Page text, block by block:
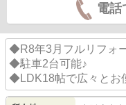
電話
◆R8年3月フルリフォ
◆駐車2台可能♪
◆LDK18帖で広々とお